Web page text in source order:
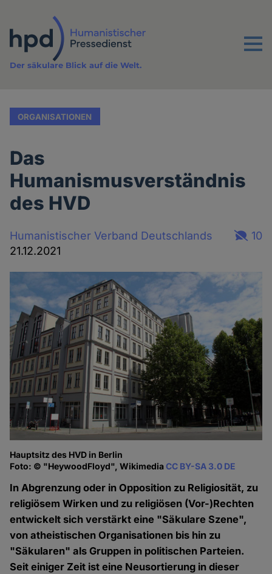
Inhalt
Menu
Der säkulare Blick auf die Welt.
ORGANISATIONEN
Das
Humanismusverständnis
des HVD
Humanistischer Verband Deutschlands
21.12.2021
10
Hauptsitz des HVD in Berlin
Foto: © "HeywoodFloyd", WikimediaCC BY-SA 3.0 DE
In Abgrenzung oder in Opposition zu Religiosität, zu
religiösem Wirken und zu religiösen (Vor-)Rechten
entwickelt sich verstärkt eine "Säkulare Szene",
von atheistischen Organisationen bis hin zu
"Säkularen" als Gruppen in politischen Parteien.
Seit einiger Zeit ist eine Neusortierung in dieser